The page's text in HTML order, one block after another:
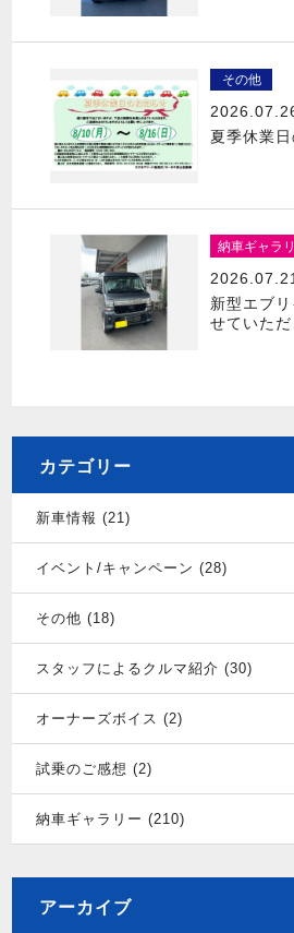
その他
夏季休業
納車ギャラ
新型エブ
せていただ
カテゴリー
新車情報 (21)
イベント/キャンペーン (28)
その他 (18)
スタッフによるクルマ紹介 (30)
オーナーズボイス (2)
試乗のご感想 (2)
納車ギャラリー (210)
アーカイブ